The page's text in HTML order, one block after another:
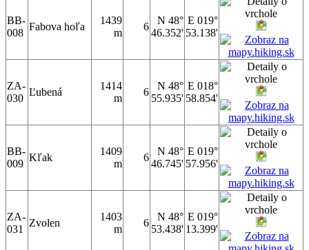
BB-
008
Fabova hoľa
1439
m
6
N 48°
46.352'
E 019°
53.138'
ZA-
030
Ľubená
1414
m
6
N 48°
55.935'
E 018°
58.854'
BB-
009
Kľak
1409
m
6
N 48°
46.745'
E 019°
57.956'
ZA-
031
Zvolen
1403
m
6
N 48°
53.438'
E 019°
13.399'